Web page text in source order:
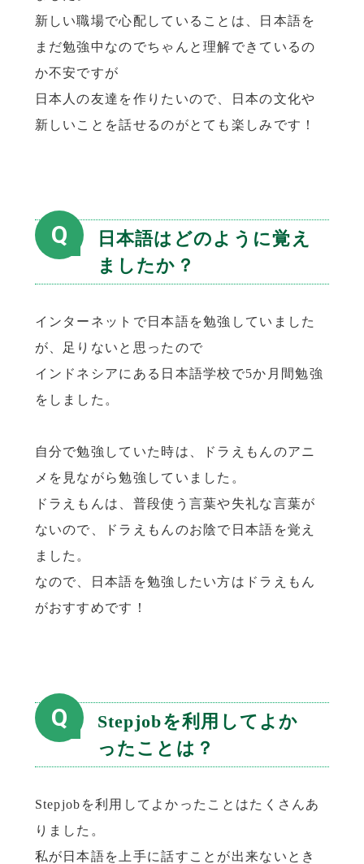
新しい職場で心配していることは、日本語を
まだ勉強中なのでちゃんと理解できているの
か不安ですが
日本人の友達を作りたいので、日本の文化や
新しいことを話せるのがとても楽しみです！
Q
日本語はどのように覚え
ましたか？
インターネットで日本語を勉強していました
が、足りないと思ったので
インドネシアにある日本語学校で5か月間勉強
をしました。
自分で勉強していた時は、ドラえもんのアニ
メを見ながら勉強していました。
ドラえもんは、普段使う言葉や失礼な言葉が
ないので、ドラえもんのお陰で日本語を覚え
ました。
なので、日本語を勉強したい方はドラえもん
がおすすめです！
Q
Stepjobを利用してよか
ったことは？
Stepjobを利用してよかったことはたくさんあ
りました。
私が日本語を上手に話すことが出来ないとき